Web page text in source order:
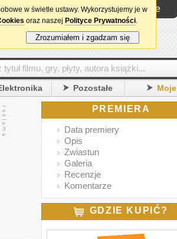
Logowanie
Pozostałe Moje
PREMIERA
Data premiery
Opis
Zwiastun
Galeria
Recenzje
Komentarze
GDZIE KUPIĆ?
w świetle ustawy. Wykorzystujemy je w
oraz naszej Polityce Prywatności.
Zrozumiałem i zgadzam się